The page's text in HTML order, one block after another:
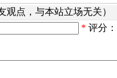
观点，与本站立场无关）
* 评分